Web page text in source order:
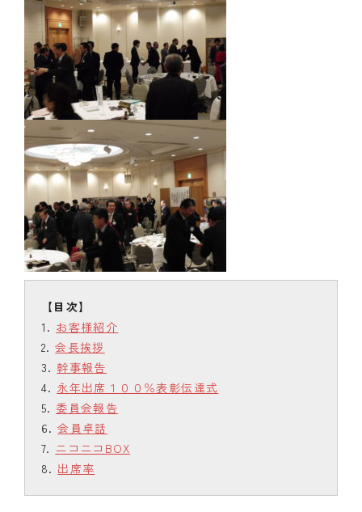
お客様紹介
会長挨拶
幹事報告
永年出席１００％表彰伝達式
委員会報告
会員卓話
ニコニコBOX
出席率